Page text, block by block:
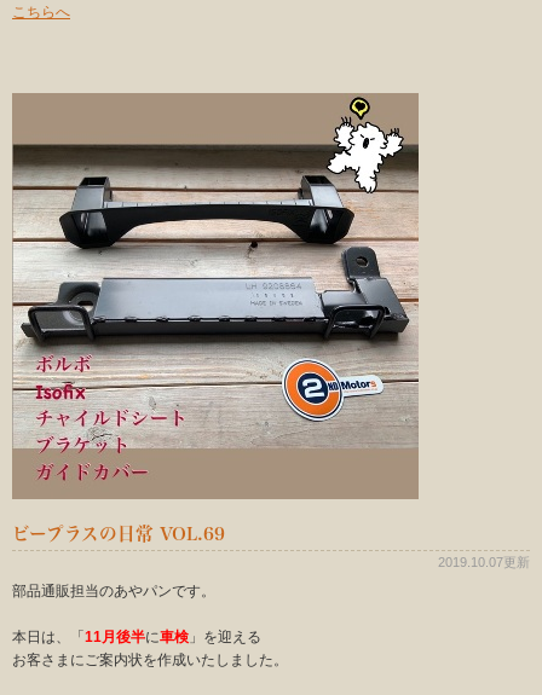
こちらへ
ビープラスの日常 VOL.69
2019.10.07更新
部品通販担当のあやパンです。
本日は、「11月後半に車検 」を迎える
お客さまにご案内状を作成いたしました。